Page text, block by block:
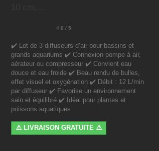
4.8 / 5
✔️ Lot de 3 diffuseurs d’air pour bassins et
grands aquariums ✔️ Connexion pompe à air,
aérateur ou compresseur ✔️ Convient eau
douce et eau froide ✔️ Beau rendu de bulles,
effet visuel et oxygénation ✔️ Débit : 12 L/min
par diffuseur ✔️ Favorise un environnement
sain et équilibré ✔️ Idéal pour plantes et
poissons aquatiques
⚠️ LIVRAISON GRATUITE ⚠️